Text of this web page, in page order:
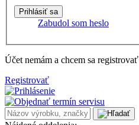
Zabudol som heslo
Účet nemám a chcem sa registrovať
Registrovať